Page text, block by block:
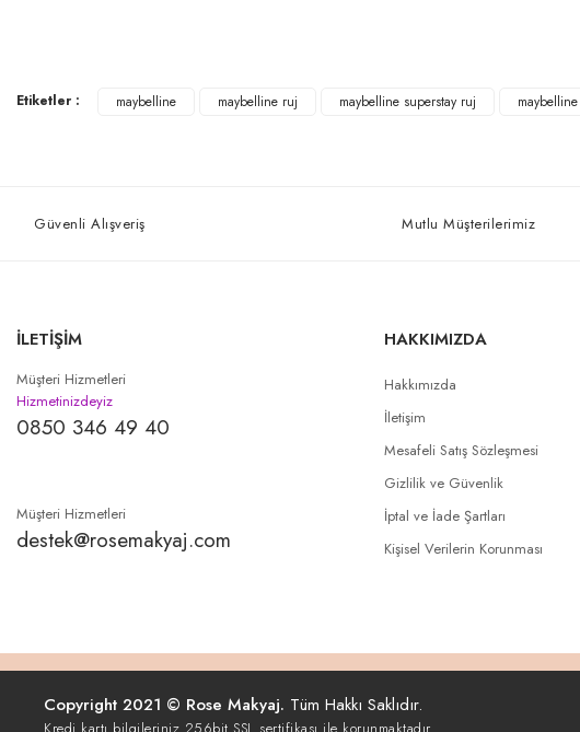
Etiketler : maybelline maybelline ruj maybelline superstay ruj
Güvenli Alışveriş Mutlu Müşterilerimiz
İLETİŞİM
Müşteri Hizmetleri
Hizmetinizdeyiz
0850 346 49 40
Müşteri Hizmetleri
destek@rosemakyaj.com
HAKKIMIZDA
Hakkımızda
İletişim
Mesafeli Satış Sözleşmesi
Gizlilik ve Güvenlik
İptal ve İade Şartları
Kişisel Verilerin Korunması
Copyright 2021 © Rose Makyaj. Tüm Hakkı Saklıdır.